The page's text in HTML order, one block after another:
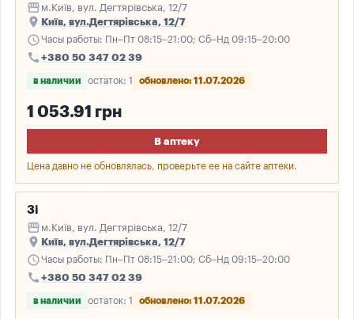
storefront м.Київ, вул. Дегтярівська, 12/7
place Київ, вул.Дегтярівська, 12/7
scheduleЧасы работы: Пн–Пт 08:15–21:00; Сб–Нд 09:15–20:00
call +380 50 347 02 39
в наличии остаток: 1 обновлено: 11.07.2026
1 053.91 грн
В аптеку
Цена давно не обновлялась, проверьте ее на сайте аптеки.
3і
storefront м.Київ, вул. Дегтярівська, 12/7
place Київ, вул.Дегтярівська, 12/7
scheduleЧасы работы: Пн–Пт 08:15–21:00; Сб–Нд 09:15–20:00
call +380 50 347 02 39
в наличии остаток: 1 обновлено: 11.07.2026